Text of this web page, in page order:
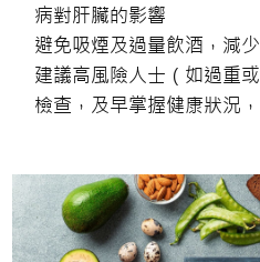
病對肝臟的影響
避免吸煙及過量飲酒，減
建議高風險人士（如過重
檢查，及早掌握健康狀況